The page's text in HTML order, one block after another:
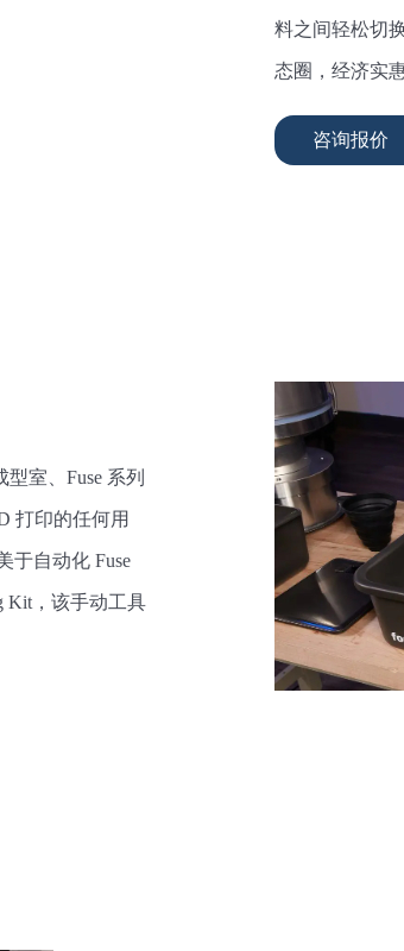
料之间轻松切
态圈，经济实
咨询报价
型室、Fuse 系列
打印的任何用
于自动化 Fuse
Kit，该手动工具